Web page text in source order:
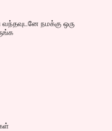
நமக்கு ஒரு